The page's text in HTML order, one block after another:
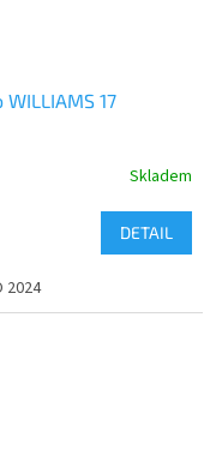
17
Skladem
DETAIL
2024